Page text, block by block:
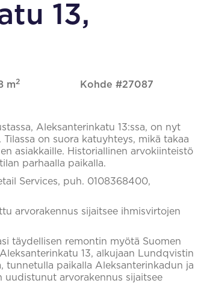
13,
m2 Kohde #27087
Aleksanterinkatu 13:ssa, on nyt
on suora katuyhteys, mikä takaa
asiakkaille. Historiallinen arvokiinteistö
parhaalla paikalla.
Services, puh. 0108368400,
arvorakennus sijaitsee ihmisvirtojen
täydellisen remontin myötä Suomen
13, alkujaan Lundqvistin
tunnetulla paikalla Aleksanterinkadun ja
uudistunut arvorakennus sijaitsee